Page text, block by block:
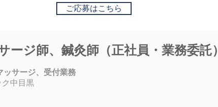
ご応募はこちら
ージ師、鍼灸師（正社員・業務委託）
ッサージ、受付業務
ク中目黒